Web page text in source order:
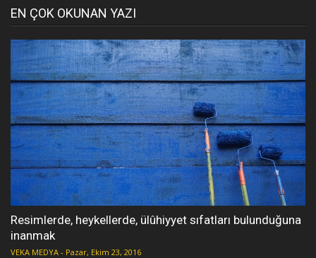
EN ÇOK OKUNAN YAZI
Resimlerde, heykellerde, ülûhiyyet sıfatları bulunduğuna
inanmak
VEKA MEDYA - Pazar, Ekim 23, 2016